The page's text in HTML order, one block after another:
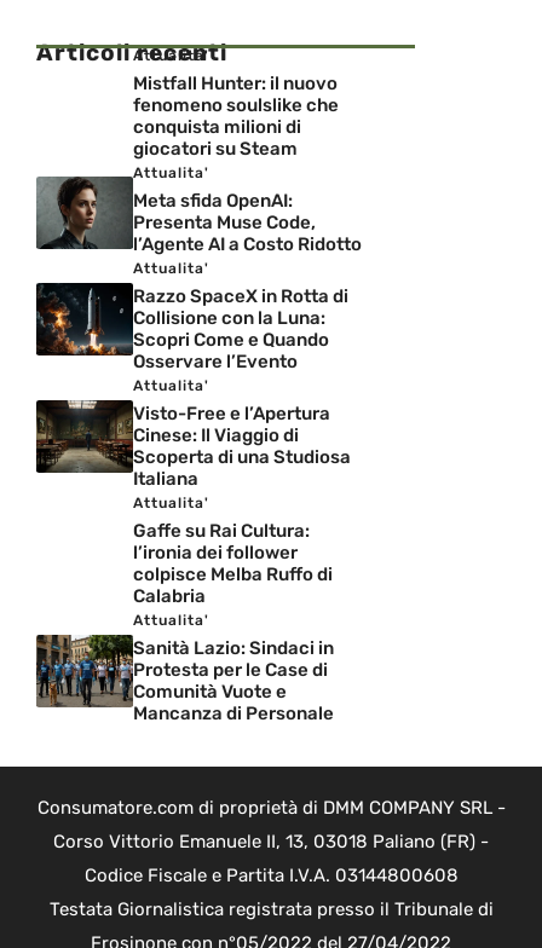
Articoli recenti
Attualita'
Mistfall Hunter: il nuovo
fenomeno soulslike che
conquista milioni di
giocatori su Steam
Attualita'
Meta sfida OpenAI:
Presenta Muse Code,
l’Agente AI a Costo Ridotto
Attualita'
Razzo SpaceX in Rotta di
Collisione con la Luna:
Scopri Come e Quando
Osservare l’Evento
Attualita'
Visto-Free e l’Apertura
Cinese: Il Viaggio di
Scoperta di una Studiosa
Italiana
Attualita'
Gaffe su Rai Cultura:
l’ironia dei follower
colpisce Melba Ruffo di
Calabria
Attualita'
Sanità Lazio: Sindaci in
Protesta per le Case di
Comunità Vuote e
Mancanza di Personale
Consumatore.com di proprietà di DMM COMPANY SRL -
Corso Vittorio Emanuele II, 13, 03018 Paliano (FR) -
Codice Fiscale e Partita I.V.A. 03144800608
Testata Giornalistica registrata presso il Tribunale di
Frosinone con n°05/2022 del 27/04/2022